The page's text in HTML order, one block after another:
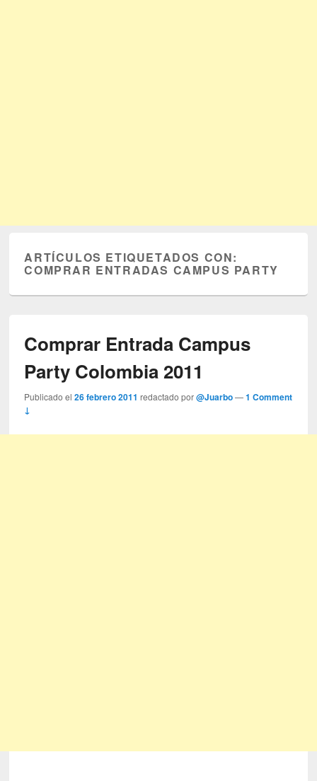
ARTÍCULOS ETIQUETADOS CON:
COMPRAR ENTRADAS CAMPUS PARTY
Comprar Entrada Campus
Party Colombia 2011
Publicado el26 febrero 2011 redactado por@Juarbo —1 Comment
↓